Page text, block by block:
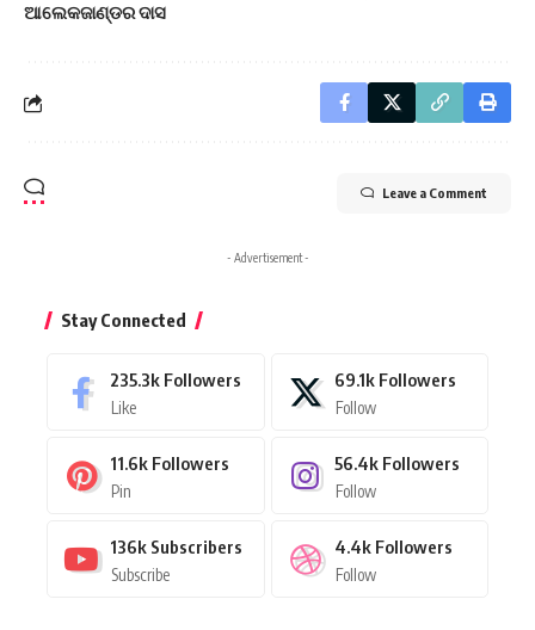
ଆଲେକଜାଣ୍ଡର ଦାସ
Leave a Comment
- Advertisement -
Stay Connected
235.3k Followers
Like
69.1k Followers
Follow
11.6k Followers
Pin
56.4k Followers
Follow
136k Subscribers
Subscribe
4.4k Followers
Follow